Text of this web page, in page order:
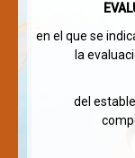
Docentes
Administrativos
en el que se
la
del